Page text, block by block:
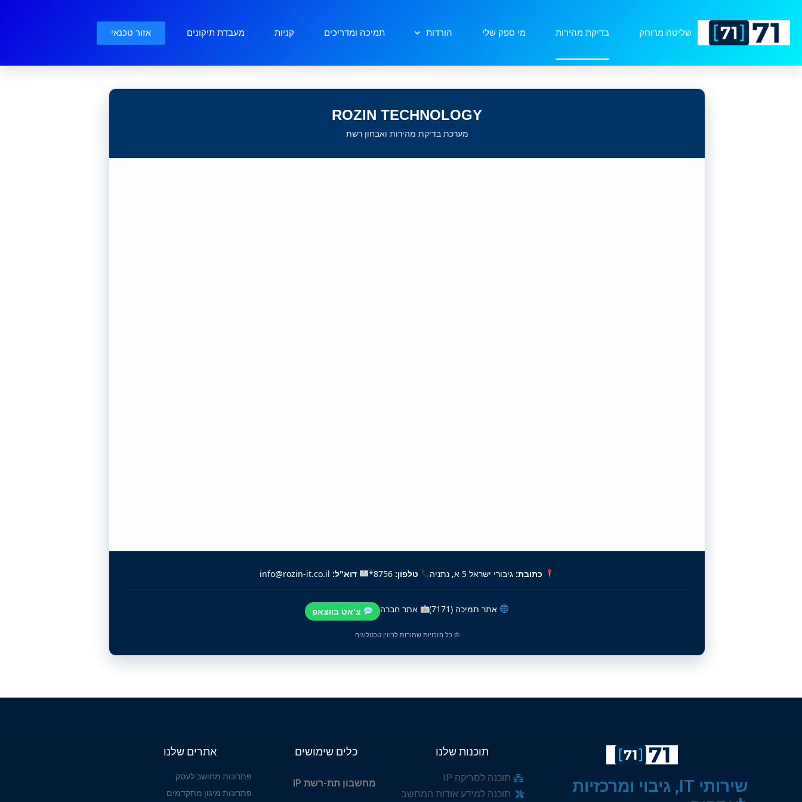
שליטה מרוחק בדיקת מהירות מי ספק שלי הורדות תמיכה ומדריכים קניות מעבדת תיקונים אזור טכנאי
בדיקת מהירות
ROZIN TECHNOLOGY
מערכת בדיקת מהירות ואבחון רשת
כתובת:גיבורי ישראל 5 א, נתניה טלפון: 8756* דוא"ל: info@rozin-it.co.il
אתר תמיכה (7171) אתר חברה צ'אט בווצאפ
© כל הזכויות שמורות לרוזין טכנולוגיה
שירותי IT, גיבוי ומרכזיות
תוכנות שלנו
תוכנה לסריקה IP
תוכנה למידע אודות המחשב
כלים שימושים
מחשבון תת-רשת IP
אתרים שלנו
פתרונות מחושב לעסק
פתרונות מיגון מתקדמים